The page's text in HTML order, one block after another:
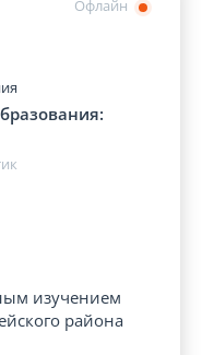
Офлайн
изучением
района